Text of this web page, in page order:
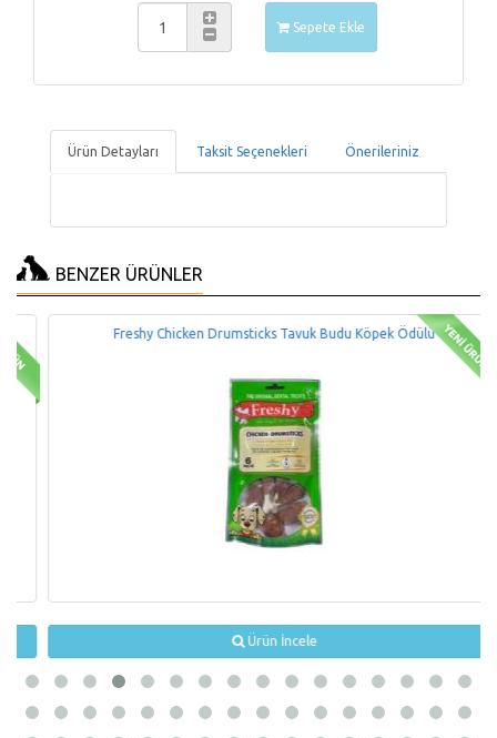
Sepete Ekle
Ürün Detayları Taksit Seçenekleri Önerileriniz
BENZER ÜRÜNLER
Freshy Chicken Drumsticks Tavuk Budu Köpek Ödülü
Ürün İncele